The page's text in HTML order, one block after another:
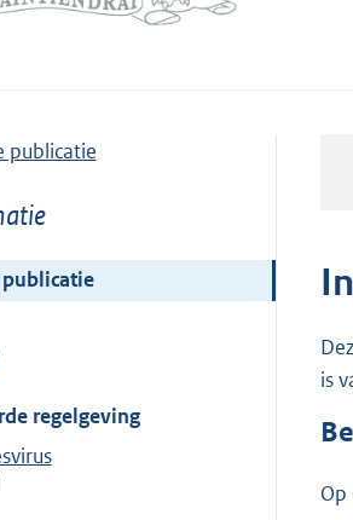
publicatie
regelgeving
is